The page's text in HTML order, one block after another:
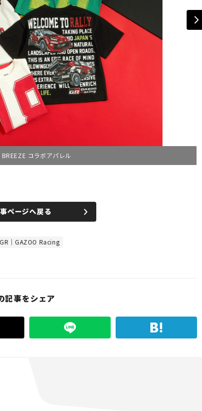
コラボアパレル
ページへ戻る
GR｜GAZOO Racing
記事をシェア